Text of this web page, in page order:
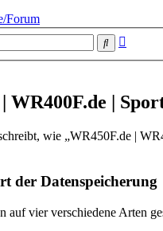
Forum
Suche
WR400F.de |
wie „WR450F.de |
der Datenspeicherung
auf vier verschiedene Arten